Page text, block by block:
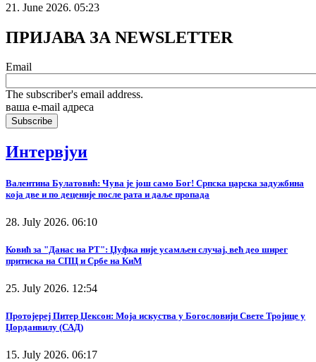
21. June 2026. 05:23
ПРИЈАВА ЗА NEWSLETTER
Email
The subscriber's email address.
ваша е-mail адреса
Интервјуи
Валентина Булатовић: Чува је још само Бог! Српска царска задужбина
која две и по деценије после рата и даље пропада
28. July 2026. 06:10
Ковић за "Данас на РТ": Џуфка није усамљен случај, већ део ширег
притиска на СПЦ и Србе на КиМ
25. July 2026. 12:54
Протојереј Питер Џексон: Моја искуства у Богословији Свете Тројице у
Џорданвилу (САД)
15. July 2026. 06:17